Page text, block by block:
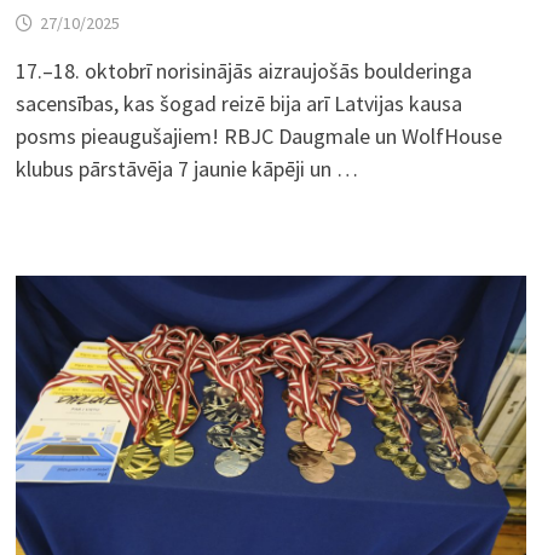
27/10/2025
17.–18. oktobrī norisinājās aizraujošās boulderinga
sacensības, kas šogad reizē bija arī Latvijas kausa
posms pieaugušajiem! RBJC Daugmale un WolfHouse
klubus pārstāvēja 7 jaunie kāpēji un …